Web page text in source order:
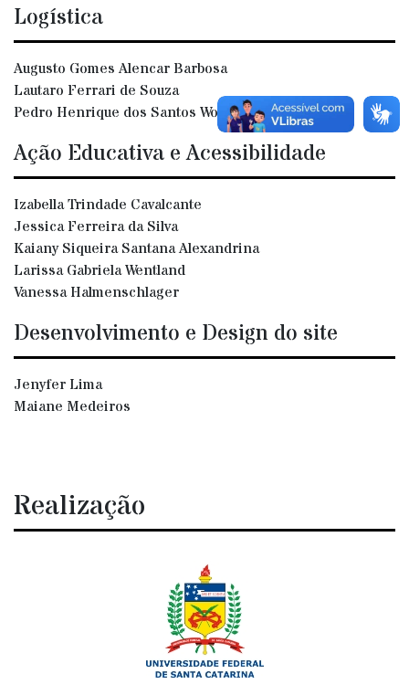
Logística
Augusto Gomes Alencar Barbosa
Lautaro Ferrari de Souza
Pedro Henrique dos Santos Wolter
Ação Educativa e Acessibilidade
Izabella Trindade Cavalcante
Jessica Ferreira da Silva
Kaiany Siqueira Santana Alexandrina
Larissa Gabriela Wentland
Vanessa Halmenschlager
Desenvolvimento e Design do site
Jenyfer Lima
Maiane Medeiros
Realização